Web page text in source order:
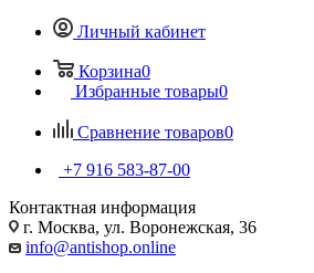
Личный кабинет
Корзина0
Избранные товары0
Сравнение товаров0
+7 916 583-87-00
Контактная информация
г. Москва, ул. Воронежская, 36
info@antishop.online